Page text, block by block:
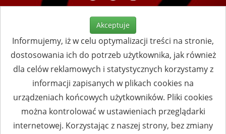
Akceptuje
Informujemy, iż w celu optymalizacji treści na stronie,
dostosowania ich do potrzeb użytkownika, jak również
dla celów reklamowych i statystycznych korzystamy z
informacji zapisanych w plikach cookies na
urządzeniach końcowych użytkowników. Pliki cookies
można kontrolować w ustawieniach przeglądarki
internetowej. Korzystając z naszej strony, bez zmiany